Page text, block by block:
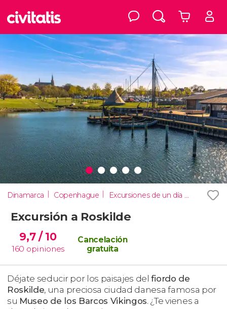
Dinamarca Copenhague Excursiones de un día desde Copenhague
Excursión a Roskilde
9,7/ 10
160 opiniones
Cancelación
gratuita
Déjate seducir por los paisajes delfiordo de
Roskilde, una preciosa ciudad danesa famosa por
su Museo de los Barcos Vikingos. ¿Te vienes a